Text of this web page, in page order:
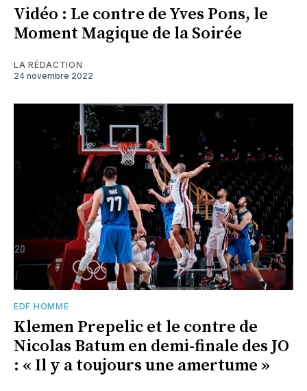
Vidéo : Le contre de Yves Pons, le
Moment Magique de la Soirée
LA RÉDACTION
24 novembre 2022
EDF HOMME
Klemen Prepelic et le contre de
Nicolas Batum en demi-finale des JO
: « Il y a toujours une amertume »